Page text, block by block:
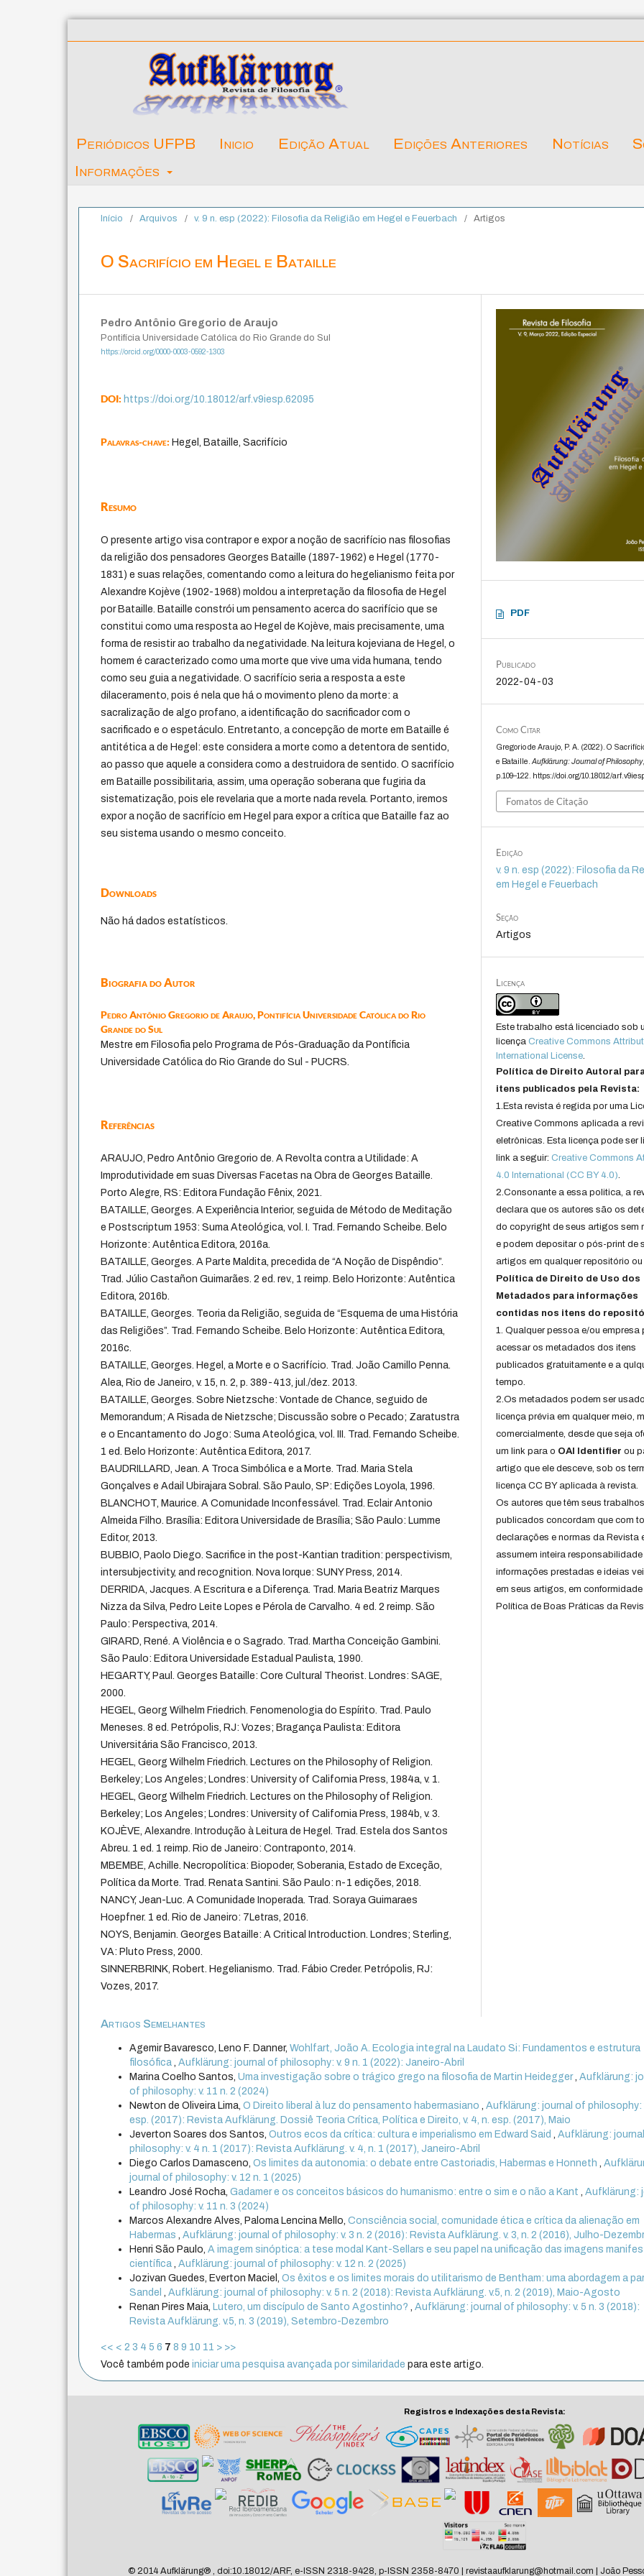
Periódicos UFPB Inicio Edição Atual Edições Anteriores Notícias
Informações
Início / Arquivos / v. 9 n. esp (2022): Filosofia da Religião em Hegel e Feuerbach / Artigos
O Sacrifício em Hegel e Bataille
Pedro Antônio Gregorio de Araujo
Pontifícia Universidade Católica do Rio Grande do Sul
https://orcid.org/0000-0003-0592-1303
DOI:https://doi.org/10.18012/arf.v9iesp.62095
Palavras-chave:Hegel, Bataille, Sacrifício
Resumo
O presente artigo visa contrapor e expor a noção de sacrifício nas filosofias
da religião dos pensadores Georges Bataille (1897-1962) e Hegel (1770-
1831) e suas relações, comentando como a leitura do hegelianismo feita por
Alexandre Kojève (1902-1968) moldou a interpretação da filosofia de Hegel
por Bataille. Bataille constrói um pensamento acerca do sacrifício que se
constitui como uma resposta ao Hegel de Kojève, mais precisamente, uma
forma de resistir ao trabalho da negatividade. Na leitura kojeviana de Hegel, o
homem é caracterizado como uma morte que vive uma vida humana, tendo
como seu guia a negatividade. O sacrifício seria a resposta a este
dilaceramento, pois é nela que há o movimento pleno da morte: a
sacralização de algo profano, a identificação do sacrificador com o
sacrificado e o espetáculo. Entretanto, a concepção de morte em Bataille é
antitética a de Hegel: este considera a morte como a detentora de sentido,
ao passo que aquele a considera como a destruidora de sentido. O sacrifício
em Bataille possibilitaria, assim, uma operação soberana que fugiria da
sistematização, pois ele revelaria que a morte nada revela. Portanto, iremos
expor a noção de sacrifício em Hegel para expor a crítica que Bataille faz ao
seu sistema usando o mesmo conceito.
Downloads
Não há dados estatísticos.
Biografia do Autor
Pedro Antônio Gregorio de Araujo,Pontifícia Universidade Católica do Rio
Grande do Sul
Mestre em Filosofia pelo Programa de Pós-Graduação da Pontíficia
Universidade Católica do Rio Grande do Sul - PUCRS.
Referências
ARAUJO, Pedro Antônio Gregorio de. A Revolta contra a Utilidade: A
Improdutividade em suas Diversas Facetas na Obra de Georges Bataille.
Porto Alegre, RS: Editora Fundação Fênix, 2021.
BATAILLE, Georges. A Experiência Interior, seguida de Método de Meditação
e Postscriptum 1953: Suma Ateológica, vol. I. Trad. Fernando Scheibe. Belo
Horizonte: Autêntica Editora, 2016a.
BATAILLE, Georges. A Parte Maldita, precedida de “A Noção de Dispêndio”.
Trad. Júlio Castañon Guimarães. 2 ed. rev., 1 reimp. Belo Horizonte: Autêntica
Editora, 2016b.
BATAILLE, Georges. Teoria da Religião, seguida de “Esquema de uma História
das Religiões”. Trad. Fernando Scheibe. Belo Horizonte: Autêntica Editora,
2016c.
BATAILLE, Georges. Hegel, a Morte e o Sacrifício. Trad. João Camillo Penna.
Alea, Rio de Janeiro, v. 15, n. 2, p. 389-413, jul./dez. 2013.
BATAILLE, Georges. Sobre Nietzsche: Vontade de Chance, seguido de
Memorandum; A Risada de Nietzsche; Discussão sobre o Pecado; Zaratustra
e o Encantamento do Jogo: Suma Ateológica, vol. III. Trad. Fernando Scheibe.
1 ed. Belo Horizonte: Autêntica Editora, 2017.
BAUDRILLARD, Jean. A Troca Simbólica e a Morte. Trad. Maria Stela
Gonçalves e Adail Ubirajara Sobral. São Paulo, SP: Edições Loyola, 1996.
BLANCHOT, Maurice. A Comunidade Inconfessável. Trad. Eclair Antonio
Almeida Filho. Brasília: Editora Universidade de Brasília; São Paulo: Lumme
Editor, 2013.
BUBBIO, Paolo Diego. Sacrifice in the post-Kantian tradition: perspectivism,
intersubjectivity, and recognition. Nova Iorque: SUNY Press, 2014.
DERRIDA, Jacques. A Escritura e a Diferença. Trad. Maria Beatriz Marques
Nizza da Silva, Pedro Leite Lopes e Pérola de Carvalho. 4 ed. 2 reimp. São
Paulo: Perspectiva, 2014.
GIRARD, René. A Violência e o Sagrado. Trad. Martha Conceição Gambini.
São Paulo: Editora Universidade Estadual Paulista, 1990.
HEGARTY, Paul. Georges Bataille: Core Cultural Theorist. Londres: SAGE,
2000.
HEGEL, Georg Wilhelm Friedrich. Fenomenologia do Espírito. Trad. Paulo
Meneses. 8 ed. Petrópolis, RJ: Vozes; Bragança Paulista: Editora
Universitária São Francisco, 2013.
HEGEL, Georg Wilhelm Friedrich. Lectures on the Philosophy of Religion.
Berkeley; Los Angeles; Londres: University of California Press, 1984a, v. 1.
HEGEL, Georg Wilhelm Friedrich. Lectures on the Philosophy of Religion.
Berkeley; Los Angeles; Londres: University of California Press, 1984b, v. 3.
KOJÈVE, Alexandre. Introdução à Leitura de Hegel. Trad. Estela dos Santos
Abreu. 1 ed. 1 reimp. Rio de Janeiro: Contraponto, 2014.
MBEMBE, Achille. Necropolítica: Biopoder, Soberania, Estado de Exceção,
Política da Morte. Trad. Renata Santini. São Paulo: n-1 edições, 2018.
NANCY, Jean-Luc. A Comunidade Inoperada. Trad. Soraya Guimaraes
Hoepfner. 1 ed. Rio de Janeiro: 7Letras, 2016.
NOYS, Benjamin. Georges Bataille: A Critical Introduction. Londres; Sterling,
VA: Pluto Press, 2000.
SINNERBRINK, Robert. Hegelianismo. Trad. Fábio Creder. Petrópolis, RJ:
Vozes, 2017.
PDF
Publicado
2022-04-03
Como Citar
Gregorio de Araujo, P. A. (2022). O
e Bataille.Aufklärung: Journal of Philosophy
p.109–122. https://doi.org/10.18012/
Fomatos de Citação
Edição
v. 9 n. esp (2022): Filosofia da
em Hegel e Feuerbach
Seção
Artigos
Licença
Este trabalho está licenciado sob
licençaCreative Commons
International License.
Política de Direito Autoral
itens publicados pela Revista:
1.Esta revista é regida por uma
Creative Commons aplicada a
eletrônicas. Esta licença pode ser
link a seguir:Creative Commons
4.0 International (CC BY 4.0).
2.Consonante a essa politica, a
declara que os autores são os
do copyright de seus artigos sem
e podem depositar o pós-print de
artigos em qualquer repositório ou
Política de Direito de Uso dos
Metadados para informações
contidas nos itens do
1. Qualquer pessoa e/ou empresa
acessar os metadados dos itens
publicados gratuitamente e a
tempo.
2.Os metadados podem ser
licença prévia em qualquer meio,
comercialmente, desde que seja
um link para o OAI Identifier ou
artigo que ele desceve, sob os
licença CC BY aplicada à revista.
Os autores que têm seus trabalhos
publicados concordam que com
declarações e normas da Revista
assumem inteira responsabilidade
informações prestadas e ideias
em seus artigos, em
Política de Boas Práticas da
Artigos Semelhantes
Agemir Bavaresco, Leno F. Danner,Wohlfart, João A. Ecologia integral na Laudato Si: Fundamentos e estrutura
filosófica,Aufklärung: journal of philosophy: v. 9 n. 1 (2022): Janeiro-Abril
Marina Coelho Santos,Uma investigação sobre o trágico grego na filosofia de Martin Heidegger,Aufklärung:
of philosophy: v. 11 n. 2 (2024)
Newton de Oliveira Lima,O Direito liberal à luz do pensamento habermasiano,Aufklärung: journal of philosophy:
esp. (2017): Revista Aufklärung. Dossiê Teoria Crítica, Política e Direito, v. 4, n. esp. (2017), Maio
Jeverton Soares dos Santos,Outros ecos da crítica: cultura e imperialismo em Edward Said,Aufklärung:
philosophy: v. 4 n. 1 (2017): Revista Aufklärung. v. 4, n. 1 (2017), Janeiro-Abril
Diego Carlos Damasceno,Os limites da autonomia: o debate entre Castoriadis, Habermas e Honneth,
journal of philosophy: v. 12 n. 1 (2025)
Leandro José Rocha,Gadamer e os conceitos básicos do humanismo: entre o sim e o não a Kant,Aufklärung:
of philosophy: v. 11 n. 3 (2024)
Marcos Alexandre Alves, Paloma Lencina Mello,Consciência social, comunidade ética e crítica da alienação em
Habermas,Aufklärung: journal of philosophy: v. 3 n. 2 (2016): Revista Aufklärung. v. 3, n. 2 (2016), Julho-
Henri São Paulo,A imagem sinóptica: a tese modal Kant-Sellars e seu papel na unificação das imagens
científica,Aufklärung: journal of philosophy: v. 12 n. 2 (2025)
Jozivan Guedes, Everton Maciel,Os êxitos e os limites morais do utilitarismo de Bentham: uma abordagem a
Sandel,Aufklärung: journal of philosophy: v. 5 n. 2 (2018): Revista Aufklärung. v.5, n. 2 (2019), Maio-Agosto
Renan Pires Maia, Lutero, um discípulo de Santo Agostinho?,Aufklärung: journal of philosophy: v. 5 n. 3 (2018):
Revista Aufklärung. v.5, n. 3 (2019), Setembro-Dezembro
<< < 2 3 4 5 6 7 8 9 10 11 > >>
Você também podeiniciar uma pesquisa avançada por similaridade para este artigo.
Registros e Indexações desta Revista:
© 2014 Aufklärung®, doi:10.18012/ARF, e-ISSN 2318-9428, p-ISSN 2358-8470 | revistaaufklarung@hotmail.com | João